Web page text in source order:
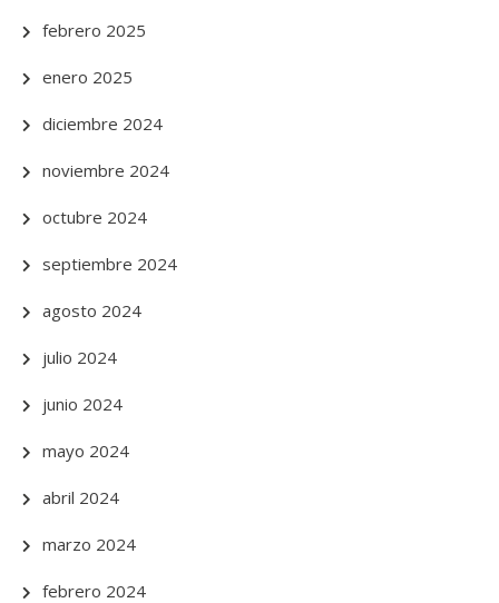
febrero 2025
enero 2025
diciembre 2024
noviembre 2024
octubre 2024
septiembre 2024
agosto 2024
julio 2024
junio 2024
mayo 2024
abril 2024
marzo 2024
febrero 2024